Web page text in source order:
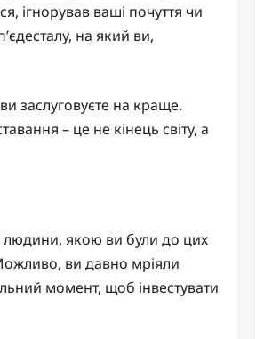
ігнорував ваші почуття чи
на який ви,
заслуговуєте на краще.
– це не кінець світу, а
людини, якою ви були до цих
ви давно мріяли
момент, щоб інвестувати